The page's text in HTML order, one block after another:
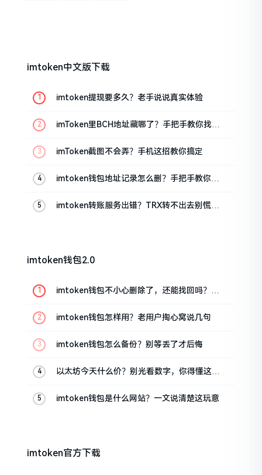
imtoken中文版下载
imtoken提现要多久？老手说说真实体验
imToken里BCH地址藏哪了？手把手教你找对
imToken截图不会弄？手机这招教你搞定
imtoken钱包地址记录怎么删？手把手教你清
imtoken转账服务出错？TRX转不出去别慌，
imtoken钱包2.0
imtoken钱包不小心删除了，还能找回吗？手
imtoken钱包怎样用？老用户掏心窝说几句
imtoken钱包怎么备份？别等丢了才后悔
以太坊今天什么价？别光看数字，你得懂这几
imtoken钱包是什么网站？一文说清楚这玩意
imtoken官方下载